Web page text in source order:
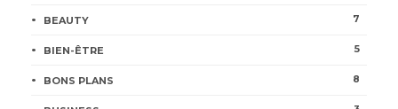
BEAUTY 7
BIEN-ÊTRE 5
BONS PLANS 8